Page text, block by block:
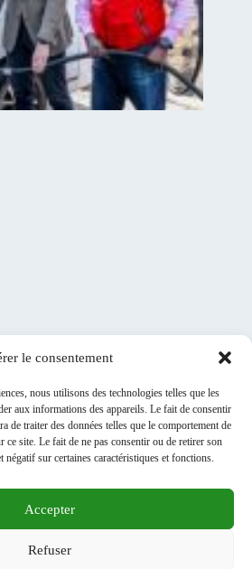
le consentement
nous utilisons des technologies telles que les
aux informations des appareils. Le fait de consentir
de traiter des données telles que le comportement de
site. Le fait de ne pas consentir ou de retirer son
négatif sur certaines caractéristiques et fonctions.
Accepter
Refuser
DE NOUS